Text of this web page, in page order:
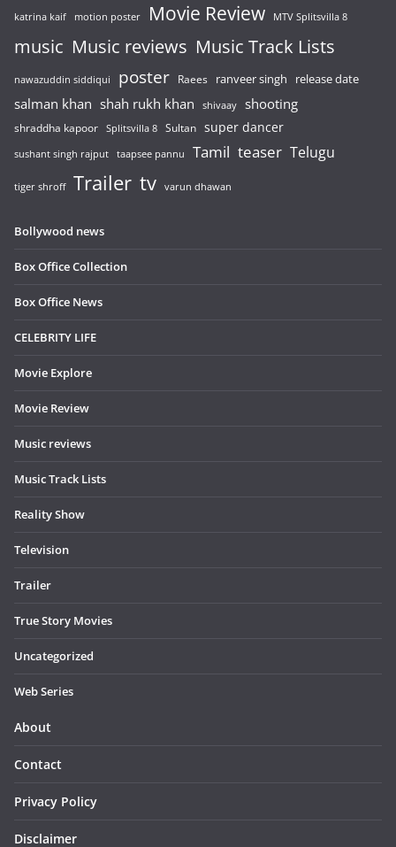
katrina kaif motion poster Movie Review MTV Splitsvilla 8
music Music reviews Music Track Lists
nawazuddin siddiqui poster Raees ranveer singh release date
salman khan shah rukh khan shivaay shooting
shraddha kapoor Splitsvilla 8 Sultan super dancer
sushant singh rajput taapsee pannu Tamil teaser Telugu
tiger shroff Trailer tv varun dhawan
Bollywood news
Box Office Collection
Box Office News
CELEBRITY LIFE
Movie Explore
Movie Review
Music reviews
Music Track Lists
Reality Show
Television
Trailer
True Story Movies
Uncategorized
Web Series
About
Contact
Privacy Policy
Disclaimer